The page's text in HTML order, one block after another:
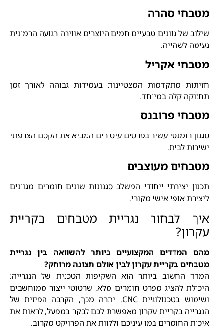
מטבחי סהרה
שילוב של גוונים טבעיים חמים היוצרים אווירה רגועה הרמונית
נעימה לשהייה.
מטבחי אקריל
חזיתות מתקדמות המצטיינות בעמידות גבוהה לאורך זמן
תחזוקה קלה במיוחד.
מטבחי פרובנס
סגנון רומנטי עשיר בפרטים עיטורים המביא את הקסם הצרפתי
ישירות לבית.
מטבחים מעוצבים
תכנון יצירתי ייחודי המשלב סגנונות שונים חומרים מגוונים
ליצירת אופי אישי מקורי.
איך לבחור נגריית מטבחים בקריית
עקרון?
מהם המדדים המקצועיים ביותר להשוואה בין נגריית
מטבחים בקריית עקרון לבין אולם תצוגה מרוחק?
המדד החשוב ביותר הוא השקיפות הטכנית של הנגרייה:
היכולת להציג מפרט חומרים מלא, שרטוטי ייצור ממוחשבים
ושימוש בטכנולוגיית CNC. יתרה מכך, הקרבה הפיזית של
הנגרייה בקריית עקרון מאפשרת לכם לבקר במפעל, לראות את
איכות החומרים במו עיניכם וללוות את הפרויקט מקרוב.